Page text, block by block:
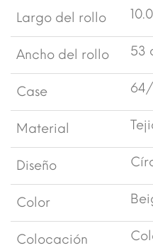
Largo del rollo
Ancho del rollo 53
Case
Material
Diseño
Color
Colocación